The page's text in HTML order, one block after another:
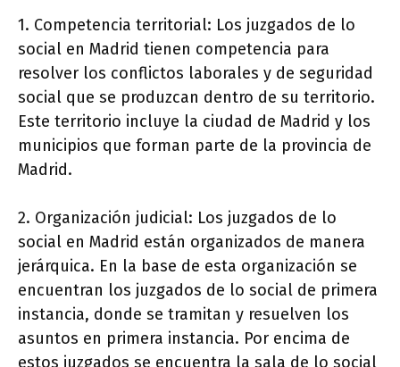
1. Competencia territorial: Los juzgados de lo
social en Madrid tienen competencia para
resolver los conflictos laborales y de seguridad
social que se produzcan dentro de su territorio.
Este territorio incluye la ciudad de Madrid y los
municipios que forman parte de la provincia de
Madrid.
2. Organización judicial: Los juzgados de lo
social en Madrid están organizados de manera
jerárquica. En la base de esta organización se
encuentran los juzgados de lo social de primera
instancia, donde se tramitan y resuelven los
asuntos en primera instancia. Por encima de
estos juzgados se encuentra la sala de lo social